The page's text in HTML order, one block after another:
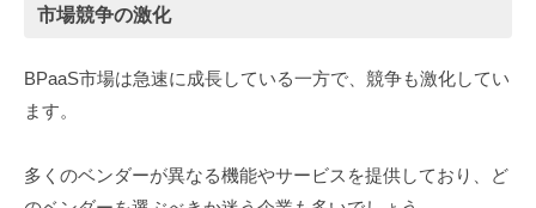
市場競争の激化
BPaaS市場は急速に成長している一方で、競争も激化してい
ます。
多くのベンダーが異なる機能やサービスを提供しており、ど